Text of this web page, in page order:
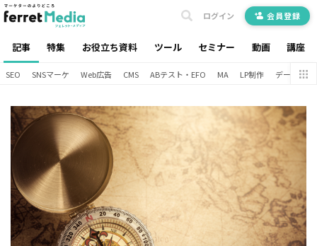
記事 特集 お役立ち資料 ツール セミナー 動画 講座
ログイン 会員登録
SEO SNSマーケ Web広告 CMS ABテスト・EFO MA LP制作 データ分析